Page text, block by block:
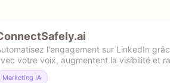
l'engagement sur LinkedIn
votre voix, augmentent la visibilité et
Marketing IA